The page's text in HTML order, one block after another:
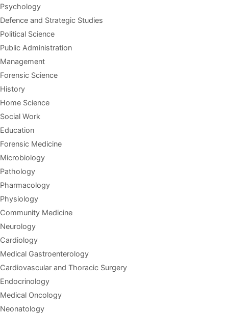
Psychology
Defence and Strategic Studies
Political Science
Public Administration
Management
Forensic Science
History
Home Science
Social Work
Education
Forensic Medicine
Microbiology
Pathology
Pharmacology
Physiology
Community Medicine
Neurology
Cardiology
Medical Gastroenterology
Cardiovascular and Thoracic Surgery
Endocrinology
Medical Oncology
Neonatology